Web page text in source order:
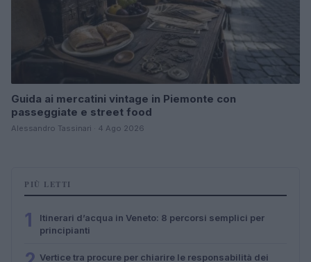
Guida ai mercatini vintage in Piemonte con
passeggiate e street food
Alessandro Tassinari · 4 Ago 2026
PIÙ LETTI
1
Itinerari d’acqua in Veneto: 8 percorsi semplici per
principianti
Vertice tra procure per chiarire le responsabilità dei